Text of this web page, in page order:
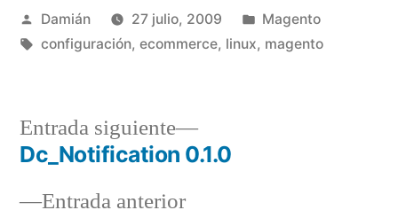
Publicado
por
Damián 27 julio, 2009
Publicado
en
Magento
Etiquetas:
configuración, ecommerce, linux, magento
Navegación
Entrada anteriorEntrada
Entrada siguiente
Entrada
siguiente:
Dc_Notification 0.1.0